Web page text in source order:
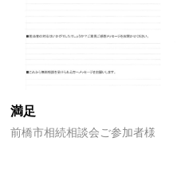
満足
前橋市相続相談会ご参加者様